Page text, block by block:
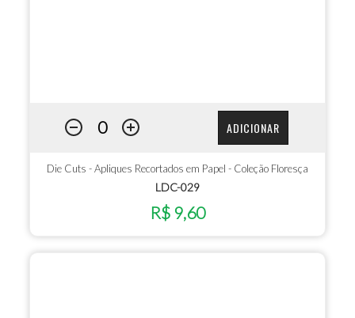
ADICIONAR
Die Cuts - Apliques Recortados em Papel - Coleção Floresça
LDC-029
R$ 9,60